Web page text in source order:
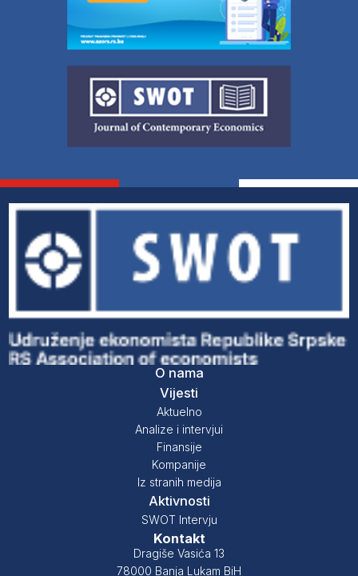
O nama
Vijesti
Aktuelno
Analize i intervjui
Finansije
Kompanije
Iz stranih medija
Aktivnosti
SWOT Intervju
Kontakt
Dragiše Vasića 13
78000 Banja Lukam BiH